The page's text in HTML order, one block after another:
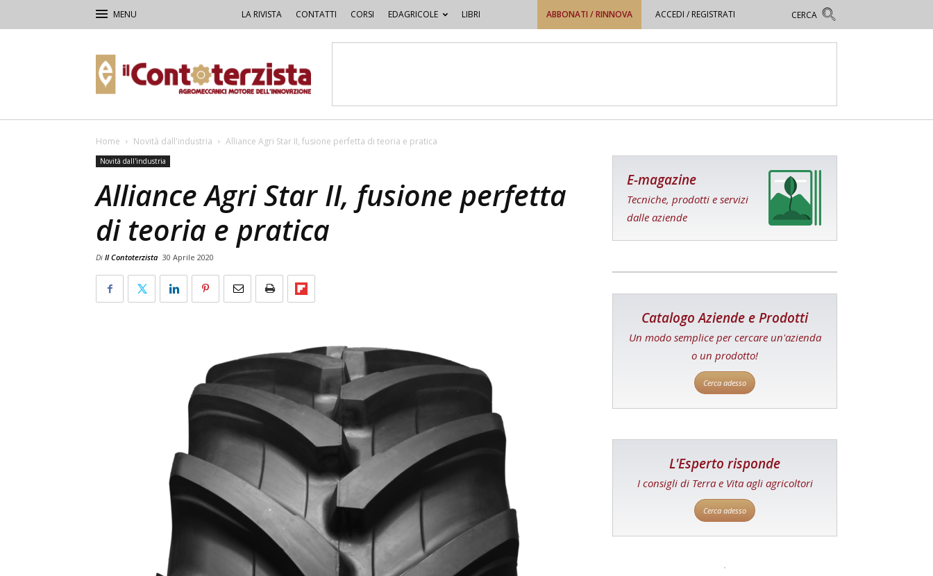
LA RIVISTA CONTATTI CORSI EDAGRICOLE LIBRI ABBONATI / RINNOVA ACCEDI / REGISTRATI
Contoterzista
Home Novità dall'industria Alliance Agri Star II, fusione perfetta di teoria e pratica
Novità dall'industria
Alliance Agri Star II, fusione perfetta
di teoria e pratica
Di Il Contoterzista 30 Aprile 2020
E-magazine
Tecniche, prodotti e servizi
dalle aziende
Catalogo Aziende e Prodotti
Un modo semplice per cercare un'azienda
o un prodotto!
Cerca adesso
L'Esperto risponde
I consigli di Terra e Vita agli agricoltori
Cerca adesso